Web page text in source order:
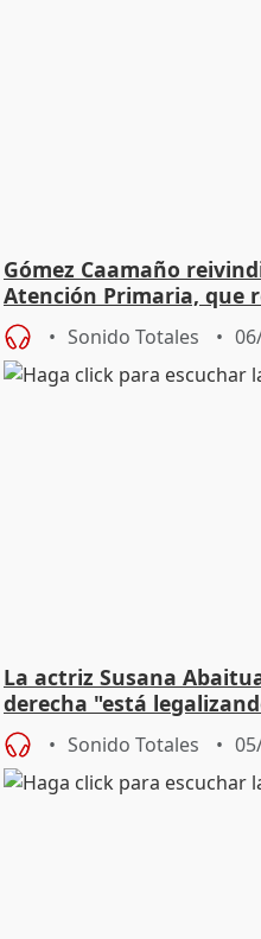
Gómez Caamaño
Atención Primaria, que
Sonido Totales
La actriz Susana
derecha "está
Sonido Totales